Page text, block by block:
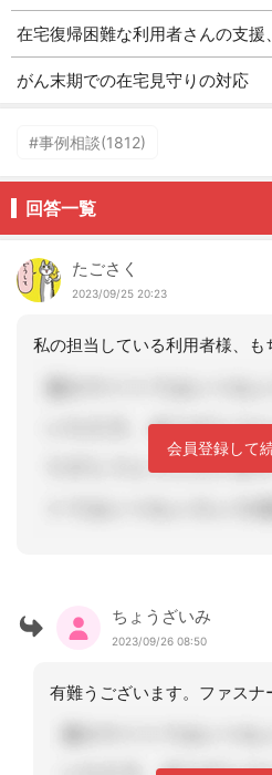
在宅復帰困難な利用者さんの支
がん末期での在宅見守りの対応
#事例相談(1812)
回答一覧
たごさく
2023/09/25 20:23
会員登録して
ちょうざいみ
2023/09/26 08:50